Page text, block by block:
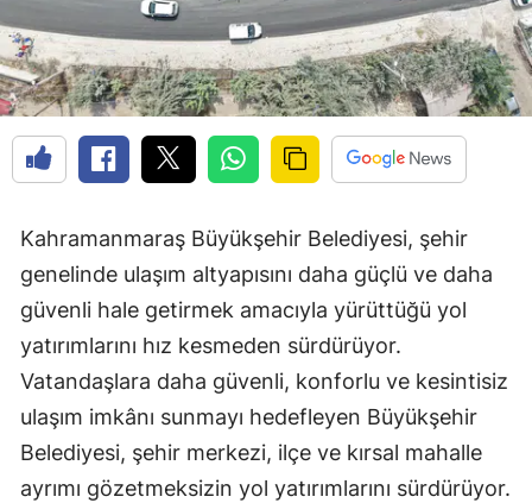
Kahramanmaraş Büyükşehir Belediyesi, şehir
genelinde ulaşım altyapısını daha güçlü ve daha
güvenli hale getirmek amacıyla yürüttüğü yol
yatırımlarını hız kesmeden sürdürüyor.
Vatandaşlara daha güvenli, konforlu ve kesintisiz
ulaşım imkânı sunmayı hedefleyen Büyükşehir
Belediyesi, şehir merkezi, ilçe ve kırsal mahalle
ayrımı gözetmeksizin yol yatırımlarını sürdürüyor.